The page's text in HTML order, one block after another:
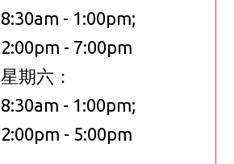
8:30am - 1:00pm;
2:00pm - 7:00pm
星期六：
8:30am - 1:00pm;
2:00pm - 5:00pm